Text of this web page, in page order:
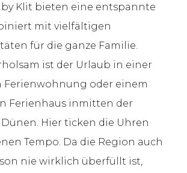
Klit bieten eine entspannte
mit vielfältigen
für die ganze Familie.
ist der Urlaub in einer
oder einem
Ferienhaus inmitten der
Hier ticken die Uhren
Tempo. Da die Region auch
nie wirklich überfüllt ist,